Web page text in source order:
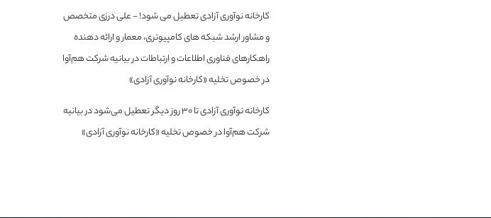
کارخانه نوآوری آزادی تعطیل می شود! - علی درزی متخصص
و مشاور ارشد شبکه های کامپیوتری، معمار و ارائه دهنده
راهکارهای فناوری اطلاعات و ارتباطاتدربیانیه شرکت هم‌آوا
در خصوص تخلیه «کارخانه نوآوری آزادی»
کارخانه نوآوری آزادی تا ۳۰ روز دیگر تعطیل می‌شود دربیانیه
شرکت هم‌آوا در خصوص تخلیه «کارخانه نوآوری آزادی»